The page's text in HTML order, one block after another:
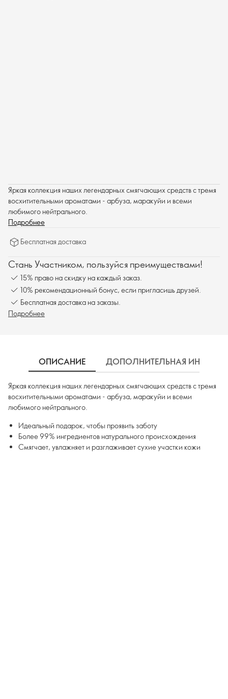
Яркая коллекция наших легендарных смягчающих средств с тремя
восхитительными ароматами - арбуза, маракуйи и всеми
любимого нейтрального.
Подробнее
Бесплатная доставка
Стань Участником, пользуйся преимуществами!
15% право на скидку на каждый заказ.
10% рекомендационный бонус, если пригласишь друзей.
Бесплатная доставка на заказы.
Подробнее
ОПИСАНИЕ ДОПОЛНИТЕЛЬНАЯ
Яркая коллекция наших легендарных смягчающих средств с тремя
восхитительными ароматами - арбуза, маракуйи и всеми
любимого нейтрального.
Идеальный подарок, чтобы проявить заботу
Более 99% ингредиентов натурального происхождения
Смягчает, увлажняет и разглаживает сухие участки кожи